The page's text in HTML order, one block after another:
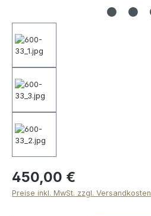
450,00 €
Preise inkl. MwSt. zzgl. Versandkosten